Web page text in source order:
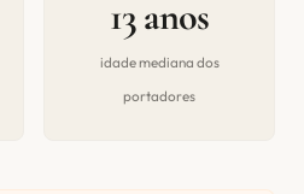
13 anos
idade mediana dos
portadores